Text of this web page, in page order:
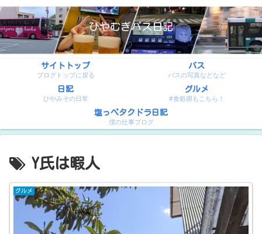
ひやむぎバス日記
サイトトップ
ブログトップに戻る
バス
バスの写真などなど
日記
ひやみその日常
グルメ
#食処禊もこちら！
塩っぺタクドラ日記
僕の仕事ブログ
Y氏は暇人
グルメ